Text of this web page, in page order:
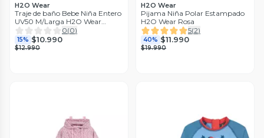
H2O Wear
Traje de baño Bebe Niña Entero
UV50 M/Larga H2O Wear
Calipso
0(0)
15% $10.990
$12.990
H2O Wear
Pijama Niña Polar Estampado
H2O Wear Rosa
5(2)
40% $11.990
$19.990